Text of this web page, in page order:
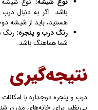
باشد. اگر به دنبال
هستید، باید از شیشه
رنگ درب و پنجره: رنگ
شما هماهنگ باشد.
نتیجه‌گیری
درب و پنجره دوجداره با
بی‌نظیر برای خانه‌های مدرن